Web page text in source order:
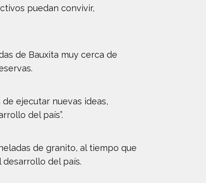
puedan convivir,
de Bauxita muy cerca de
ejecutar nuevas ideas,
del país”.
de granito, al tiempo que
del país.